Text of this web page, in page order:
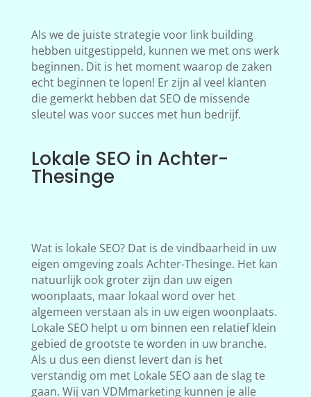
Als we de juiste strategie voor link building
hebben uitgestippeld, kunnen we met ons werk
beginnen. Dit is het moment waarop de zaken
echt beginnen te lopen! Er zijn al veel klanten
die gemerkt hebben dat SEO de missende
sleutel was voor succes met hun bedrijf.
Lokale SEO in Achter-
Thesinge
Wat is lokale SEO? Dat is de vindbaarheid in uw
eigen omgeving zoals Achter-Thesinge. Het kan
natuurlijk ook groter zijn dan uw eigen
woonplaats, maar lokaal word over het
algemeen verstaan als in uw eigen woonplaats.
Lokale SEO helpt u om binnen een relatief klein
gebied de grootste te worden in uw branche.
Als u dus een dienst levert dan is het
verstandig om met Lokale SEO aan de slag te
gaan. Wij van VDMmarketing kunnen je alle